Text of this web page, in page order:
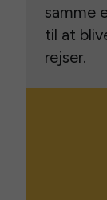
samme
til at
rejser.